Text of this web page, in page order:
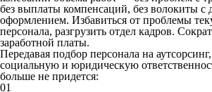
без выплаты компенсаций, без волокиты с
оформлением. Избавиться от проблемы
персонала, разгрузить отдел кадров.
заработной платы.
Передавая подбор персонала на
социальную и юридическую
больше не придется:
01